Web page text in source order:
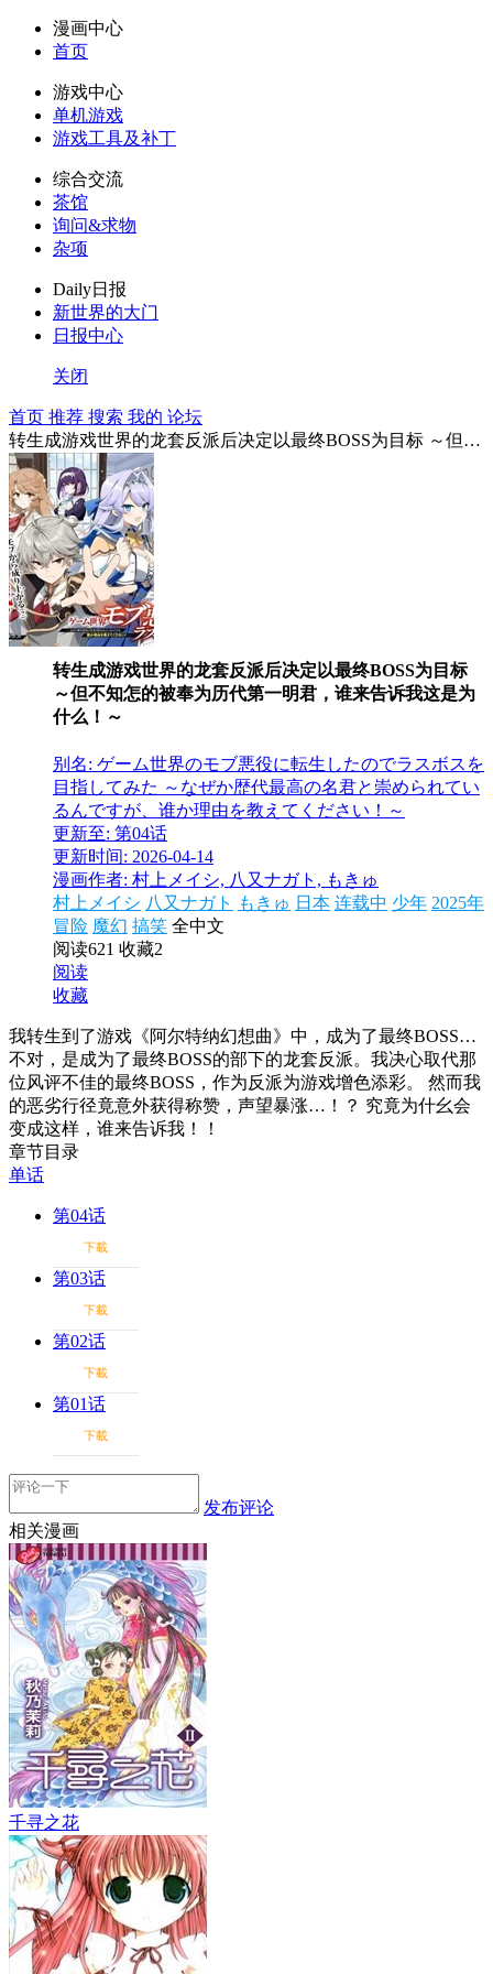
漫画中心
首页
游戏中心
单机游戏
游戏工具及补丁
综合交流
茶馆
询问&求物
杂项
Daily日报
新世界的大门
日报中心
关闭
首页 推荐 搜索 我的 论坛
转生成游戏世界的龙套反派后决定以最终BOSS为目标 ～但不知怎的被奉为历代第一明君，谁来告诉我这是为什么！～
转生成游戏世界的龙套反派后决定以最终BOSS为目标
～但不知怎的被奉为历代第一明君，谁来告诉我这是为
什么！～
别名: ゲーム世界のモブ悪役に転生したのでラスボスを
目指してみた ～なぜか歴代最高の名君と崇められてい
るんですが、谁か理由を教えてください！～
更新至: 第04话
更新时间: 2026-04-14
漫画作者: 村上メイシ, 八又ナガト, もきゅ
村上メイシ 八又ナガト もきゅ 日本 连载中 少年 2025年
冒险 魔幻 搞笑 全中文
阅读621 收藏2
阅读
收藏
我转生到了游戏《阿尔特纳幻想曲》中，成为了最终BOSS…
不对，是成为了最终BOSS的部下的龙套反派。我决心取代那
位风评不佳的最终BOSS，作为反派为游戏增色添彩。 然而我
的恶劣行径竟意外获得称赞，声望暴涨…！？ 究竟为什幺会
变成这样，谁来告诉我！！
章节目录
单话
第04话
下載
第03话
下載
第02话
下載
第01话
下載
发布评论
相关漫画
千寻之花